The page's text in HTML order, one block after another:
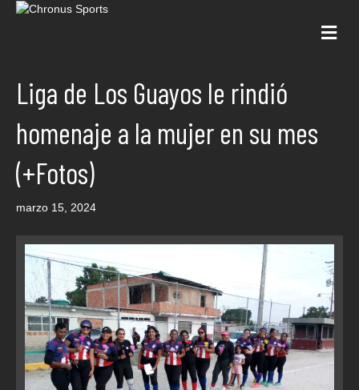
Liga de Los Guayos le rindió
homenaje a la mujer en su mes
(+Fotos)
marzo 15, 2024